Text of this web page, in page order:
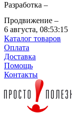
Разработка –
Продвижение –
6 августа, 08:53:15
Каталог товаров
Оплата
Доставка
Помощь
Контакты